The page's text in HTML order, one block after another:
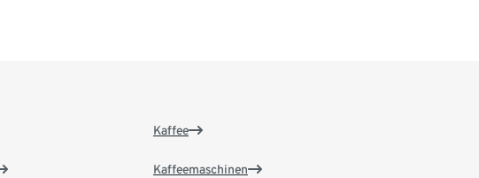
Kaffee
Kaffeemaschinen